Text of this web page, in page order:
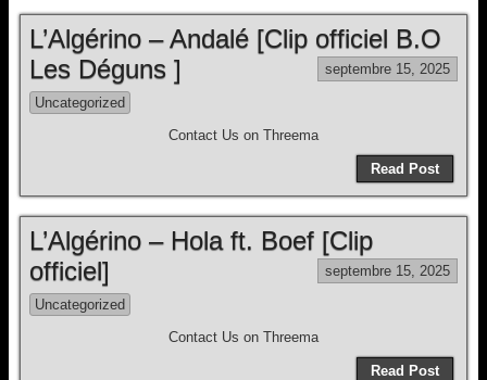
L’Algérino – Andalé [Clip officiel B.O
Les Déguns ]
septembre 15, 2025
Uncategorized
Contact Us on Threema
Read Post
L’Algérino – Hola ft. Boef [Clip
officiel]
septembre 15, 2025
Uncategorized
Contact Us on Threema
Read Post